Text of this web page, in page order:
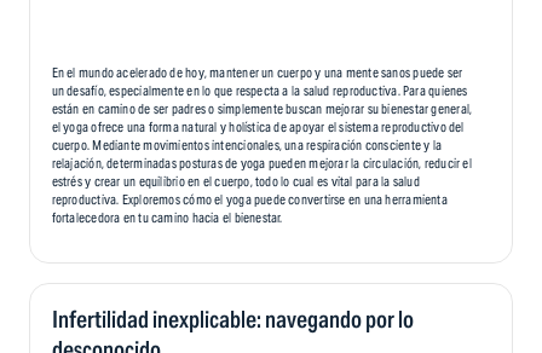
En el mundo acelerado de hoy, mantener un cuerpo y una mente sanos puede ser
un desafío, especialmente en lo que respecta a la salud reproductiva. Para quienes
están en camino de ser padres o simplemente buscan mejorar su bienestar general,
el yoga ofrece una forma natural y holística de apoyar el sistema reproductivo del
cuerpo. Mediante movimientos intencionales, una respiración consciente y la
relajación, determinadas posturas de yoga pueden mejorar la circulación, reducir el
estrés y crear un equilibrio en el cuerpo, todo lo cual es vital para la salud
reproductiva. Exploremos cómo el yoga puede convertirse en una herramienta
fortalecedora en tu camino hacia el bienestar.
Infertilidad inexplicable: navegando por lo